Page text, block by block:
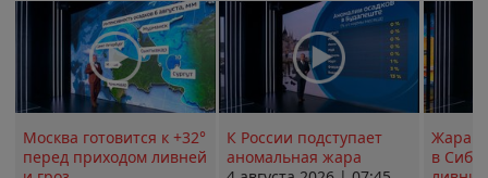
Москва готовится к +32°
перед приходом ливней
К России подступает
аномальная жара
Жара в
в